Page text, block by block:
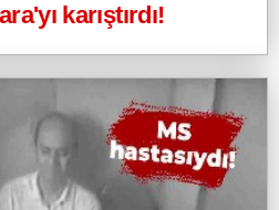
karıştırdı!